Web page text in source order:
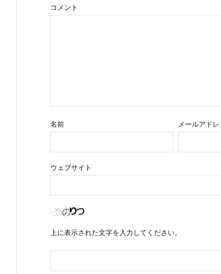
コメント
名前 メールアドレ
ウェブサイト
上に表示された文字を入力してください。